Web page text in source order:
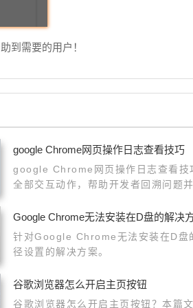
到需要的用户！
google Chrome网页操作日志查看技巧
google Chrome网页操作日志查看技
全部交互动作，帮助开发者回溯问题
Google Chrome无法安装在D盘的解决
针对Google Chrome无法安装在D盘
径设置的解决方案。
谷歌浏览器怎么开启主页按钮
谷歌浏览器怎么开启主页按钮？本篇